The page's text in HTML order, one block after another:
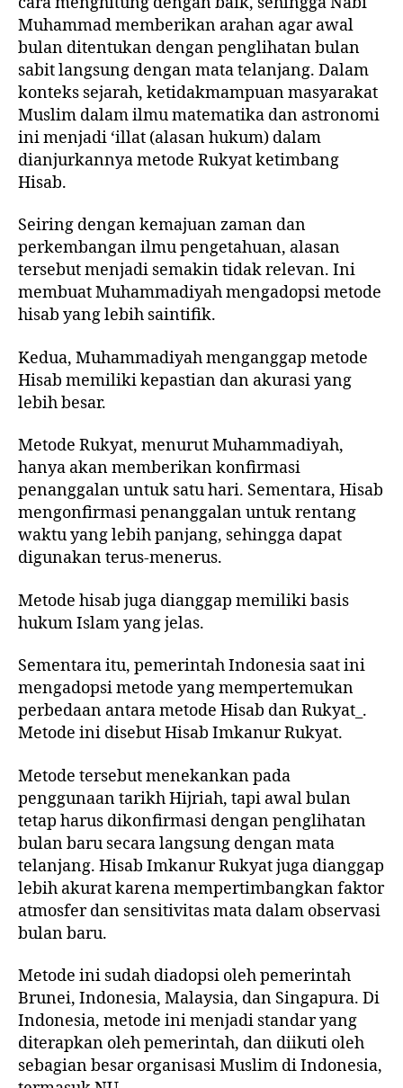
Muhammad memberikan arahan agar awal
bulan ditentukan dengan penglihatan bulan
sabit langsung dengan mata telanjang. Dalam
konteks sejarah, ketidakmampuan masyarakat
Muslim dalam ilmu matematika dan astronomi
ini menjadi ‘illat (alasan hukum) dalam
dianjurkannya metode Rukyat ketimbang
Hisab.
Seiring dengan kemajuan zaman dan
perkembangan ilmu pengetahuan, alasan
tersebut menjadi semakin tidak relevan. Ini
membuat Muhammadiyah mengadopsi metode
hisab yang lebih saintifik.
Kedua, Muhammadiyah menganggap metode
Hisab memiliki kepastian dan akurasi yang
lebih besar.
Metode Rukyat, menurut Muhammadiyah,
hanya akan memberikan konfirmasi
penanggalan untuk satu hari. Sementara, Hisab
mengonfirmasi penanggalan untuk rentang
waktu yang lebih panjang, sehingga dapat
digunakan terus-menerus.
Metode hisab juga dianggap memiliki basis
hukum Islam yang jelas.
Sementara itu, pemerintah Indonesia saat ini
mengadopsi metode yang mempertemukan
perbedaan antara metode Hisab dan Rukyat_.
Metode ini disebut Hisab Imkanur Rukyat.
Metode tersebut menekankan pada
penggunaan tarikh Hijriah, tapi awal bulan
tetap harus dikonfirmasi dengan penglihatan
bulan baru secara langsung dengan mata
telanjang. Hisab Imkanur Rukyat juga dianggap
lebih akurat karena mempertimbangkan faktor
atmosfer dan sensitivitas mata dalam observasi
bulan baru.
Metode ini sudah diadopsi oleh pemerintah
Brunei, Indonesia, Malaysia, dan Singapura. Di
Indonesia, metode ini menjadi standar yang
diterapkan oleh pemerintah, dan diikuti oleh
sebagian besar organisasi Muslim di Indonesia,